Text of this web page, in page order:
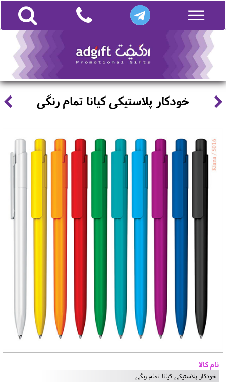
خودکار پلاستیکی کیانا تمام رنگی
نام کالا
خودکار پلاستیکی کیانا تمام رنگی